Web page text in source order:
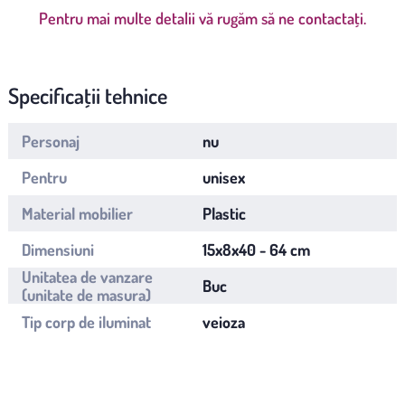
Pentru mai multe detalii vă rugăm să ne contactați.
Specificații tehnice
Personaj
nu
Pentru
unisex
Material mobilier
Plastic
Dimensiuni
15x8x40 - 64 cm
Unitatea de vanzare
(unitate de masura)
Buc
Tip corp de iluminat
veioza